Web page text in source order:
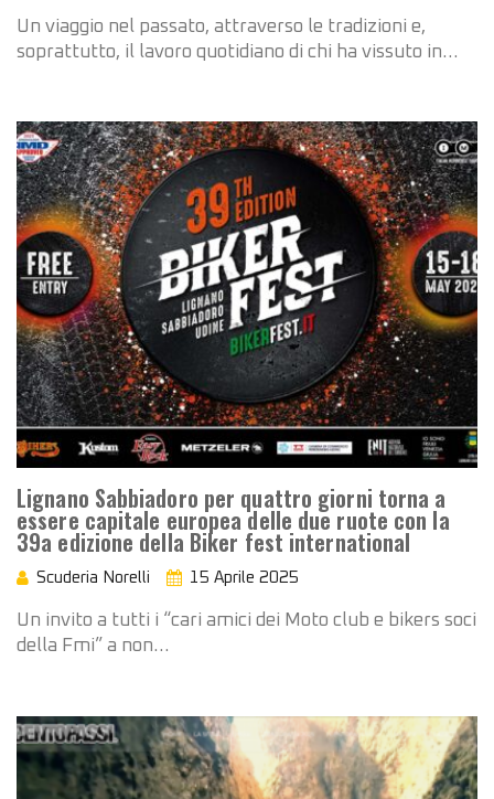
Un viaggio nel passato, attraverso le tradizioni e,
soprattutto, il lavoro quotidiano di chi ha vissuto in…
Lignano Sabbiadoro per quattro giorni torna a
essere capitale europea delle due ruote con la
39a edizione della Biker fest international
Scuderia Norelli 15 Aprile 2025
Un invito a tutti i “cari amici dei Moto club e bikers soci
della Fmi” a non…